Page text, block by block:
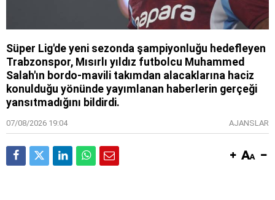
Süper Lig'de yeni sezonda şampiyonluğu hedefleyen
Trabzonspor, Mısırlı yıldız futbolcu Muhammed
Salah'ın bordo-mavili takımdan alacaklarına haciz
konulduğu yönünde yayımlanan haberlerin gerçeği
yansıtmadığını bildirdi.
07/08/2026 19:04 AJANSLAR